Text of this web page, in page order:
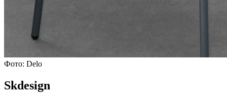
Фото: Delo
Skdesign